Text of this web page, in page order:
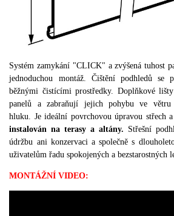
Systém zamykání "CLICK" a zvýšená tuhost
jednoduchou montáž. Čištění podhledů se
běžnými čistícími prostředky. Doplňkové
panelů a zabraňují jejich pohybu ve větru
hluku. Je ideální povrchovou úpravou střech
instalován na terasy a altány. Střešní
údržbu ani konzervaci a společně s
uživatelům řadu spokojených a bezstarostných
MONTÁŽNÍ VIDEO: